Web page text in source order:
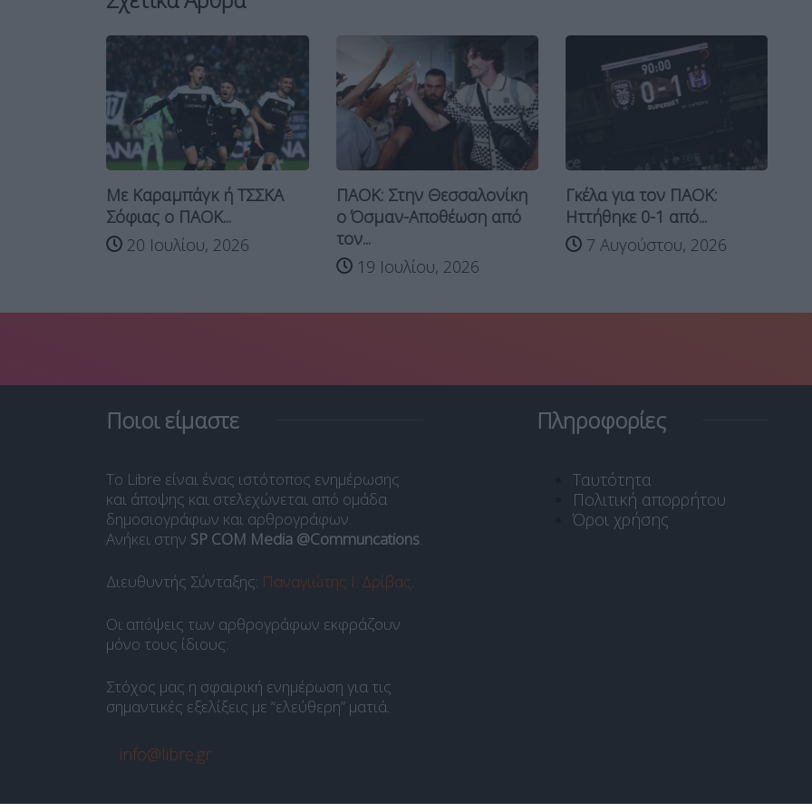
Με Καραμπάγκ ή ΤΣΣΚΑ
Σόφιας ο ΠΑΟΚ...
20 Ιουλίου, 2026
ΠΑΟΚ: Στην Θεσσαλονίκη
ο Όσμαν-Αποθέωση από
τον...
19 Ιουλίου, 2026
Γκέλα για τον ΠΑΟΚ:
Ηττήθηκε 0-1 από...
7 Αυγούστου, 2026
Ποιοι είμαστε
Το Libre είναι ένας ιστότοπος ενημέρωσης
και άποψης και στελεχώνεται από ομάδα
δημοσιογράφων και αρθρογράφων.
Ανήκει στην SP COM Media @Communcations.
Διευθυντής Σύνταξης: Παναγιώτης Ι. Δρίβας.
Οι απόψεις των αρθρογράφων εκφράζουν
μόνο τους ίδιους.
Στόχος μας η σφαιρική ενημέρωση για τις
σημαντικές εξελίξεις με “ελεύθερη” ματιά.
info@libre.gr
Πληροφορίες
Ταυτότητα
Πολιτική απορρήτου
Όροι χρήσης